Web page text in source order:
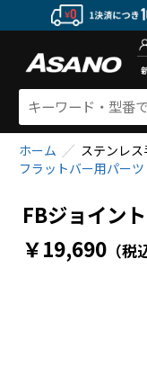
ホーム ステンレス
フラットバー用パーツ
FBジョイン
￥19,690 （税